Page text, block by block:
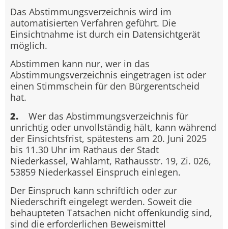
Das Abstimmungsverzeichnis wird im
automatisierten Verfahren geführt. Die
Einsichtnahme ist durch ein Datensichtgerät
möglich.
Abstimmen kann nur, wer in das
Abstimmungsverzeichnis eingetragen ist oder
einen Stimmschein für den Bürgerentscheid
hat.
2. Wer das Abstimmungsverzeichnis für
unrichtig oder unvollständig hält, kann während
der Einsichtsfrist, spätestens am 20. Juni 2025
bis 11.30 Uhr im Rathaus der Stadt
Niederkassel, Wahlamt, Rathausstr. 19, Zi. 026,
53859 Niederkassel Einspruch einlegen.
Der Einspruch kann schriftlich oder zur
Niederschrift eingelegt werden. Soweit die
behaupteten Tatsachen nicht offenkundig sind,
sind die erforderlichen Beweismittel